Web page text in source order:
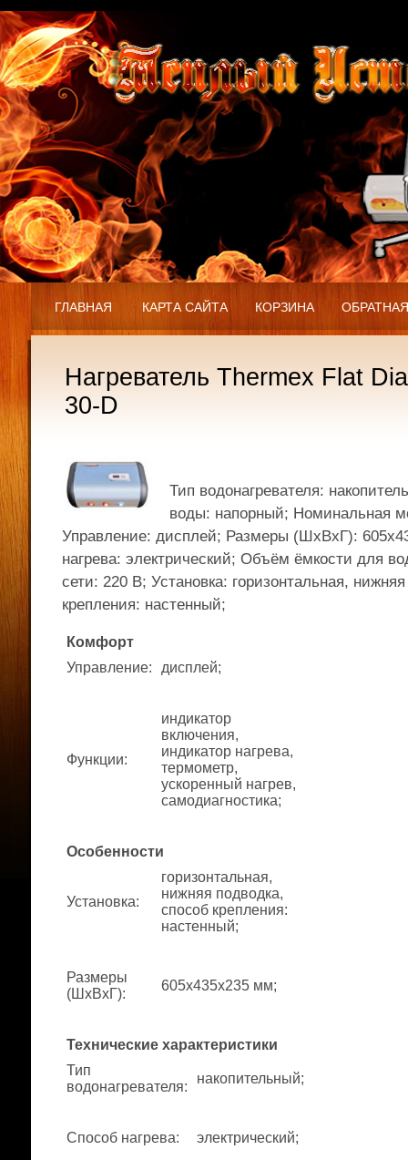
ГЛАВНАЯ КАРТА САЙТА КОРЗИНА
Нагреватель Thermex Flat
30-D
Тип водонагревателя:
воды: напорный; Номинальная
Управление: дисплей; Размеры (ШхВхГ):
нагрева: электрический; Объём ёмкости для
сети: 220 В; Установка: горизонтальная,
крепления: настенный;
Комфорт
Управление: дисплей;
Функции:
индикатор
включения,
индикатор нагрева,
термометр,
ускоренный нагрев,
самодиагностика;
Особенности
Установка:
горизонтальная,
нижняя подводка,
способ крепления:
настенный;
Размеры
(ШхВхГ):
605x435x235 мм;
Технические характеристики
Тип
водонагревателя:
накопительный;
Способ нагрева: электрический;